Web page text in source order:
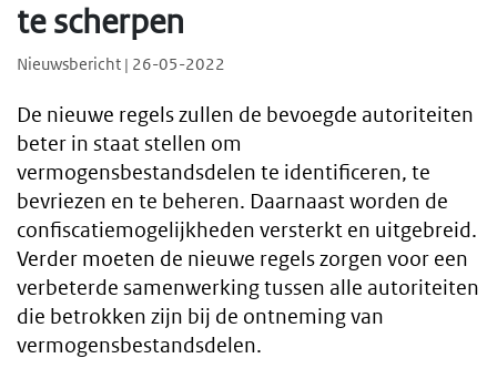
te scherpen
Nieuwsbericht | 26-05-2022
De nieuwe regels zullen de bevoegde autoriteiten
beter in staat stellen om
vermogensbestandsdelen te identificeren, te
bevriezen en te beheren. Daarnaast worden de
confiscatiemogelijkheden versterkt en uitgebreid.
Verder moeten de nieuwe regels zorgen voor een
verbeterde samenwerking tussen alle autoriteiten
die betrokken zijn bij de ontneming van
vermogensbestandsdelen.